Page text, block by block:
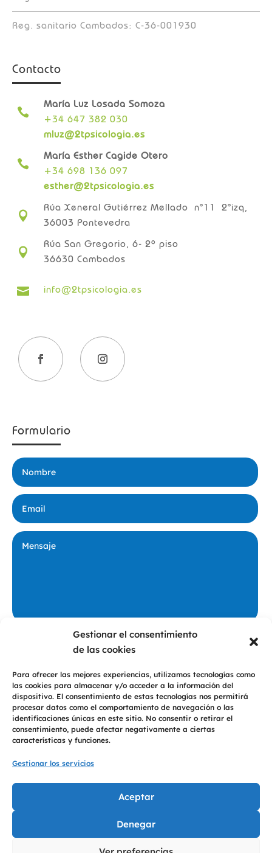
Gestionar el consentimiento
de las cookies
Para ofrecer las mejores experiencias, utilizamos tecnologías como
las cookies para almacenar y/o acceder a la información del
dispositivo. El consentimiento de estas tecnologías nos permitirá
procesar datos como el comportamiento de navegación o las
identificaciones únicas en este sitio. No consentir o retirar el
consentimiento, puede afectar negativamente a ciertas
características y funciones.
Gestionar los servicios
Aceptar
Denegar
Reg. sanitario Cambados: C-36-001930
Contacto

María Luz Losada Somoza
+34 647 382 030
mluz@2tpsicologia.es

María Esther Cagide Otero
+34 698 136 097
esther@2tpsicologia.es

Rúa Xeneral Gutiérrez Mellado n°11 2°izq,
36003 Pontevedra

Rúa San Gregorio, 6- 2º piso
36630 Cambados
 info@2tpsicologia.es
Formulario
De conformidad con lo dispuesto en las normativas vigentes en
protección de datos personales, le informamos que los datos personales y
públicas, serán tratados bajo la responsabilidad de 2T PSICOLOGÍA CB para
el envío de comunicaciones sobre nuestros productos y servicios y se
conservarán durante el tiempo necesario para mantener el fin del
tratamiento. Los datos no serán comunicados a terceros, salvo obligación
legal. Con esta opción confirma la aceptación de nuestra
Política de
Privacidad
Consultar
Copyright © 2026 2T Psicología, Pontevedra y Cambados